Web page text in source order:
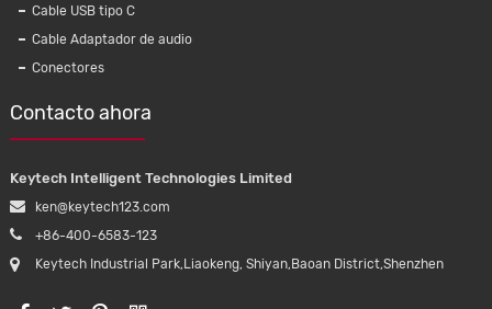
Cable USB tipo C
Cable Adaptador de audio
Conectores
Contacto ahora
Keytech Intelligent Technologies Limited
ken@keytech123.com
+86-400-6583-123
Keytech Industrial Park,Liaokeng, Shiyan,Baoan District,Shenzhen